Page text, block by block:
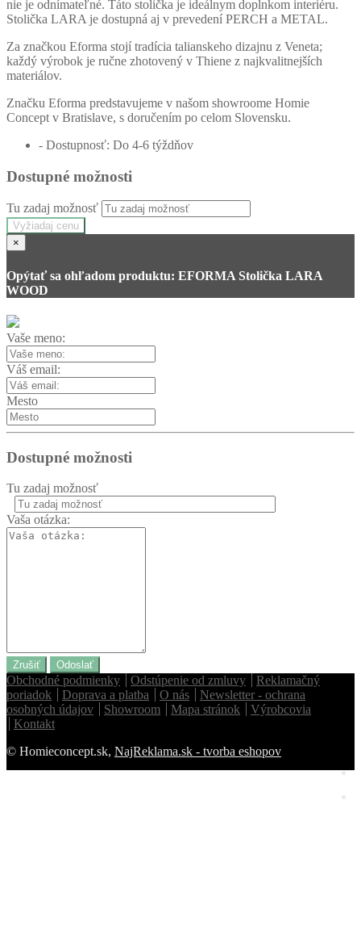
nie je odnímateľné. Táto stolička je ideálnym doplnkom interiéru.
Stolička LARA je dostupná aj v prevedení PERCH a METAL.
Za značkou Eforma stojí tradícia talianskeho dizajnu z Veneta;
každý výrobok je ručne zhotovený v Thiene z najkvalitnejších
materiálov.
Značku Eforma predstavujeme v našom showroome Homie
Concept v Bratislave, s doručením po celom Slovensku.
- Dostupnosť: Do 4-6 týždňov
Dostupné možnosti
Tu zadaj možnosť
Vyžiadaj cenu
×
Opýtať sa ohľadom produktu: EFORMA Stolička LARA
WOOD
Vaše meno:
Váš email:
Mesto
Dostupné možnosti
Tu zadaj možnosť
Vaša otázka:
Zrušiť Odoslať
Obchodné podmienky Odstúpenie od zmluvy
Reklamačný
poriadok
Doprava a platba O nás
Newsletter - ochrana
osobných údajov
Showroom Mapa stránok
Výrobcovia
Kontakt
© Homieconcept.sk, NajReklama.sk - tvorba eshopov